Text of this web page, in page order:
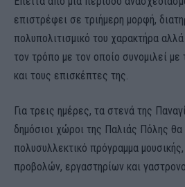
επιστρέφει σε τριήμερη μορφή,
πολυπολιτισμικό του χαρακτήρα
τον τρόπο με τον οποίο συνομιλεί με
και τους επισκέπτες της.
Για τρεις ημέρες, τα στενά της
δημόσιοι χώροι της Παλιάς Πόλης
πολυσυλλεκτικό πρόγραμμα
προβολών, εργαστηρίων και